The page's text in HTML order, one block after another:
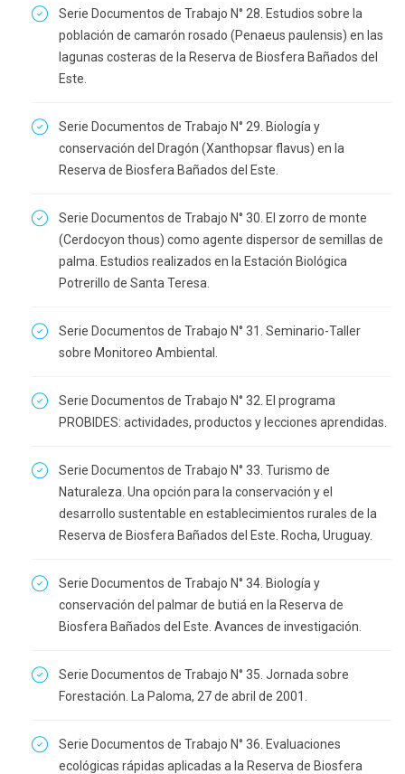
Serie Documentos de Trabajo N° 28. Estudios sobre la
población de camarón rosado (Penaeus paulensis) en las
lagunas costeras de la Reserva de Biosfera Bañados del
Este.
Serie Documentos de Trabajo N° 29. Biología y
conservación del Dragón (Xanthopsar flavus) en la
Reserva de Biosfera Bañados del Este.
Serie Documentos de Trabajo N° 30. El zorro de monte
(Cerdocyon thous) como agente dispersor de semillas de
palma. Estudios realizados en la Estación Biológica
Potrerillo de Santa Teresa.
Serie Documentos de Trabajo N° 31. Seminario-Taller
sobre Monitoreo Ambiental.
Serie Documentos de Trabajo N° 32. El programa
PROBIDES: actividades, productos y lecciones aprendidas.
Serie Documentos de Trabajo N° 33. Turismo de
Naturaleza. Una opción para la conservación y el
desarrollo sustentable en establecimientos rurales de la
Reserva de Biosfera Bañados del Este. Rocha, Uruguay.
Serie Documentos de Trabajo N° 34. Biología y
conservación del palmar de butiá en la Reserva de
Biosfera Bañados del Este. Avances de investigación.
Serie Documentos de Trabajo N° 35. Jornada sobre
Forestación. La Paloma, 27 de abril de 2001.
Serie Documentos de Trabajo N° 36. Evaluaciones
ecológicas rápidas aplicadas a la Reserva de Biosfera